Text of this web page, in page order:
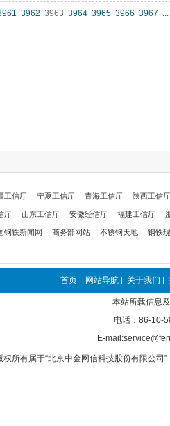
3962 3963 3964 3965 3966 3967 ...
工信厅 宁夏工信厅 青海工信厅 陕西工信厅
厅 山东工信厅 安徽经信厅 福建工信厅
钢铁新闻网 商务部网站 不锈钢天地 钢铁
首页 | 网站导航 | 关于我们 |
本站所载信息
电话：86-10-
E-
权所有属于“北京中金网信科技股份有限公司